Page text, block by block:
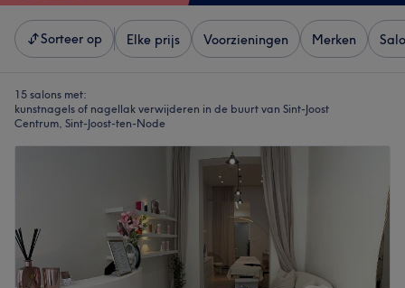
Sorteer op Elke prijs Voorzieningen Merken
15 salons met:
kunstnagels of nagellak verwijderen in de buurt van Sint-Joost
Centrum, Sint-Joost-ten-Node